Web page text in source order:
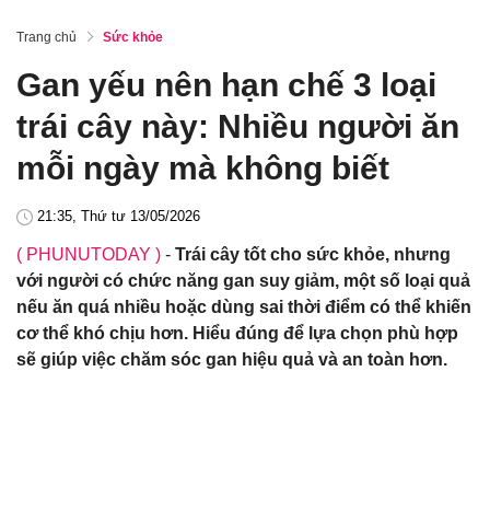
Trang chủ Sức khỏe
Gan yếu nên hạn chế 3 loại
trái cây này: Nhiều người ăn
mỗi ngày mà không biết
21:35, Thứ tư 13/05/2026
( PHUNUTODAY ) - Trái cây tốt cho sức khỏe, nhưng
với người có chức năng gan suy giảm, một số loại quả
nếu ăn quá nhiều hoặc dùng sai thời điểm có thể khiến
cơ thể khó chịu hơn. Hiểu đúng để lựa chọn phù hợp
sẽ giúp việc chăm sóc gan hiệu quả và an toàn hơn.